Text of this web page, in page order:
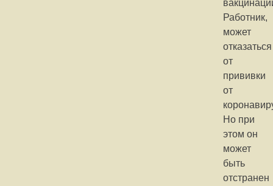
Работник,
может
отказаться
от
прививки
от
Но при
этом он
может
быть
отстранен